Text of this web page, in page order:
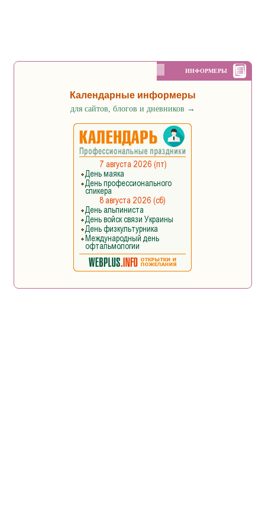
ИНФОРМЕРЫ
Календарные информеры
для сайтов, блогов и дневников →